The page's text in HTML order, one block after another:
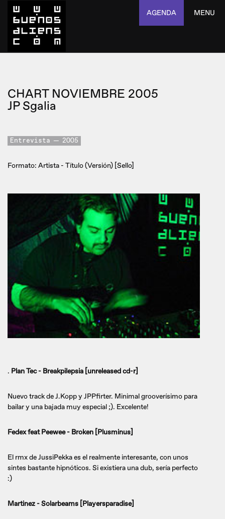
AGENDA MENU
CHART NOVIEMBRE 2005
JP Sgalia
Entrevista 2005
Formato: Artista - Título (Versión) [Sello]
. Plan Tec - Breakpilepsia [unreleased cd-r]
Nuevo track de J.Kopp y JPPfirter. Minimal grooverísimo para
bailar y una bajada muy especial ;). Excelente!
Fedex feat Peewee - Broken [Plusminus]
El rmx de JussiPekka es el realmente interesante, con unos
sintes bastante hipnóticos. Si existiera una dub, sería perfecto
:)
Martinez - Solarbeams [Playersparadise]